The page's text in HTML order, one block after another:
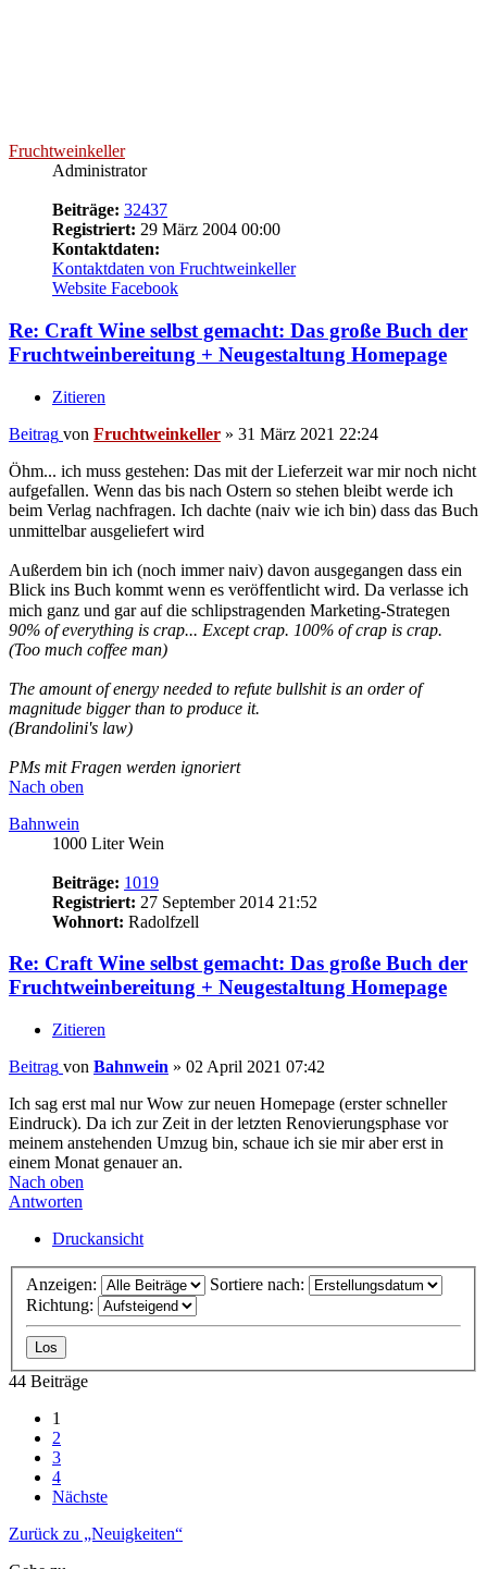
Nach oben
Bahnwein
1000 Liter Wein
Beiträge: 1019
Registriert:27 September 2014 21:52
Wohnort:Radolfzell
Re: Craft Wine selbst gemacht: Das große Buch der
Fruchtweinbereitung + Neugestaltung Homepage
Zitieren
Beitrag
Bahnwein»
02 April 2021 07:42
Ich sag erst mal nur Wow zur neuen Homepage (erster schneller
Eindruck). Da ich zur Zeit in der letzten Renovierungsphase vor
meinem anstehenden Umzug bin, schaue ich sie mir aber erst in
einem Monat genauer an.
Nach oben
Antworten
Druckansicht
Anzeigen:
Sortiere nach:
44 Beiträge
1
2
4
Nächste
Zurück zu „Neuigkeiten“
Gehe zu
Herzlich Willkommen!
↳ Regeln müssen sein!
↳ Neuigkeiten
↳ Gärbehälter
↳ Fruchtbehandlung
↳ sonstige Gerätschaften
↳ Zutaten
Die Hefen
↳ Vermehrung und Lagerung, Starterkulturen
↳ Sauberkeit und Sterilität
↳ sonstige Fragen zur Hefe
Die Praxis der Weinherstellung
↳ Einstellung von Säure- und Zuckergehalt
↳ Die Maischegärung
↳ Die Saftgärung
↳ sonstige Fragen zur Praxis
↳ Heute im Glas
Spezielle Fragen zur Herstellung von Honigwein (Met)
↳ Honigwein-FAQ
↳ Hilfe! Gärprobleme beim Honigwein und anderen
Weinen
↳ Met Tagebücher
↳ Rezepte für Honigwein (Met)
↳ Honigwein mit Früchten (Melomel)
↳ Fragen zum Honig und zu Honigsorten